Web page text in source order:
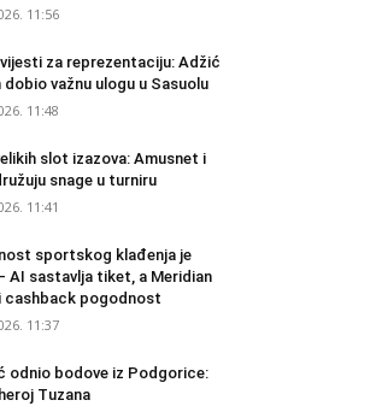
11:56
za reprezentaciju: Adžić
dobio važnu ulogu u Sasuolu
11:48
slot izazova: Amusnet i
snage u turniru
11:41
sportskog klađenja je
AI sastavlja tiket, a Meridian
cashback pogodnost
11:37
odnio bodove iz Podgorice:
Tuzana